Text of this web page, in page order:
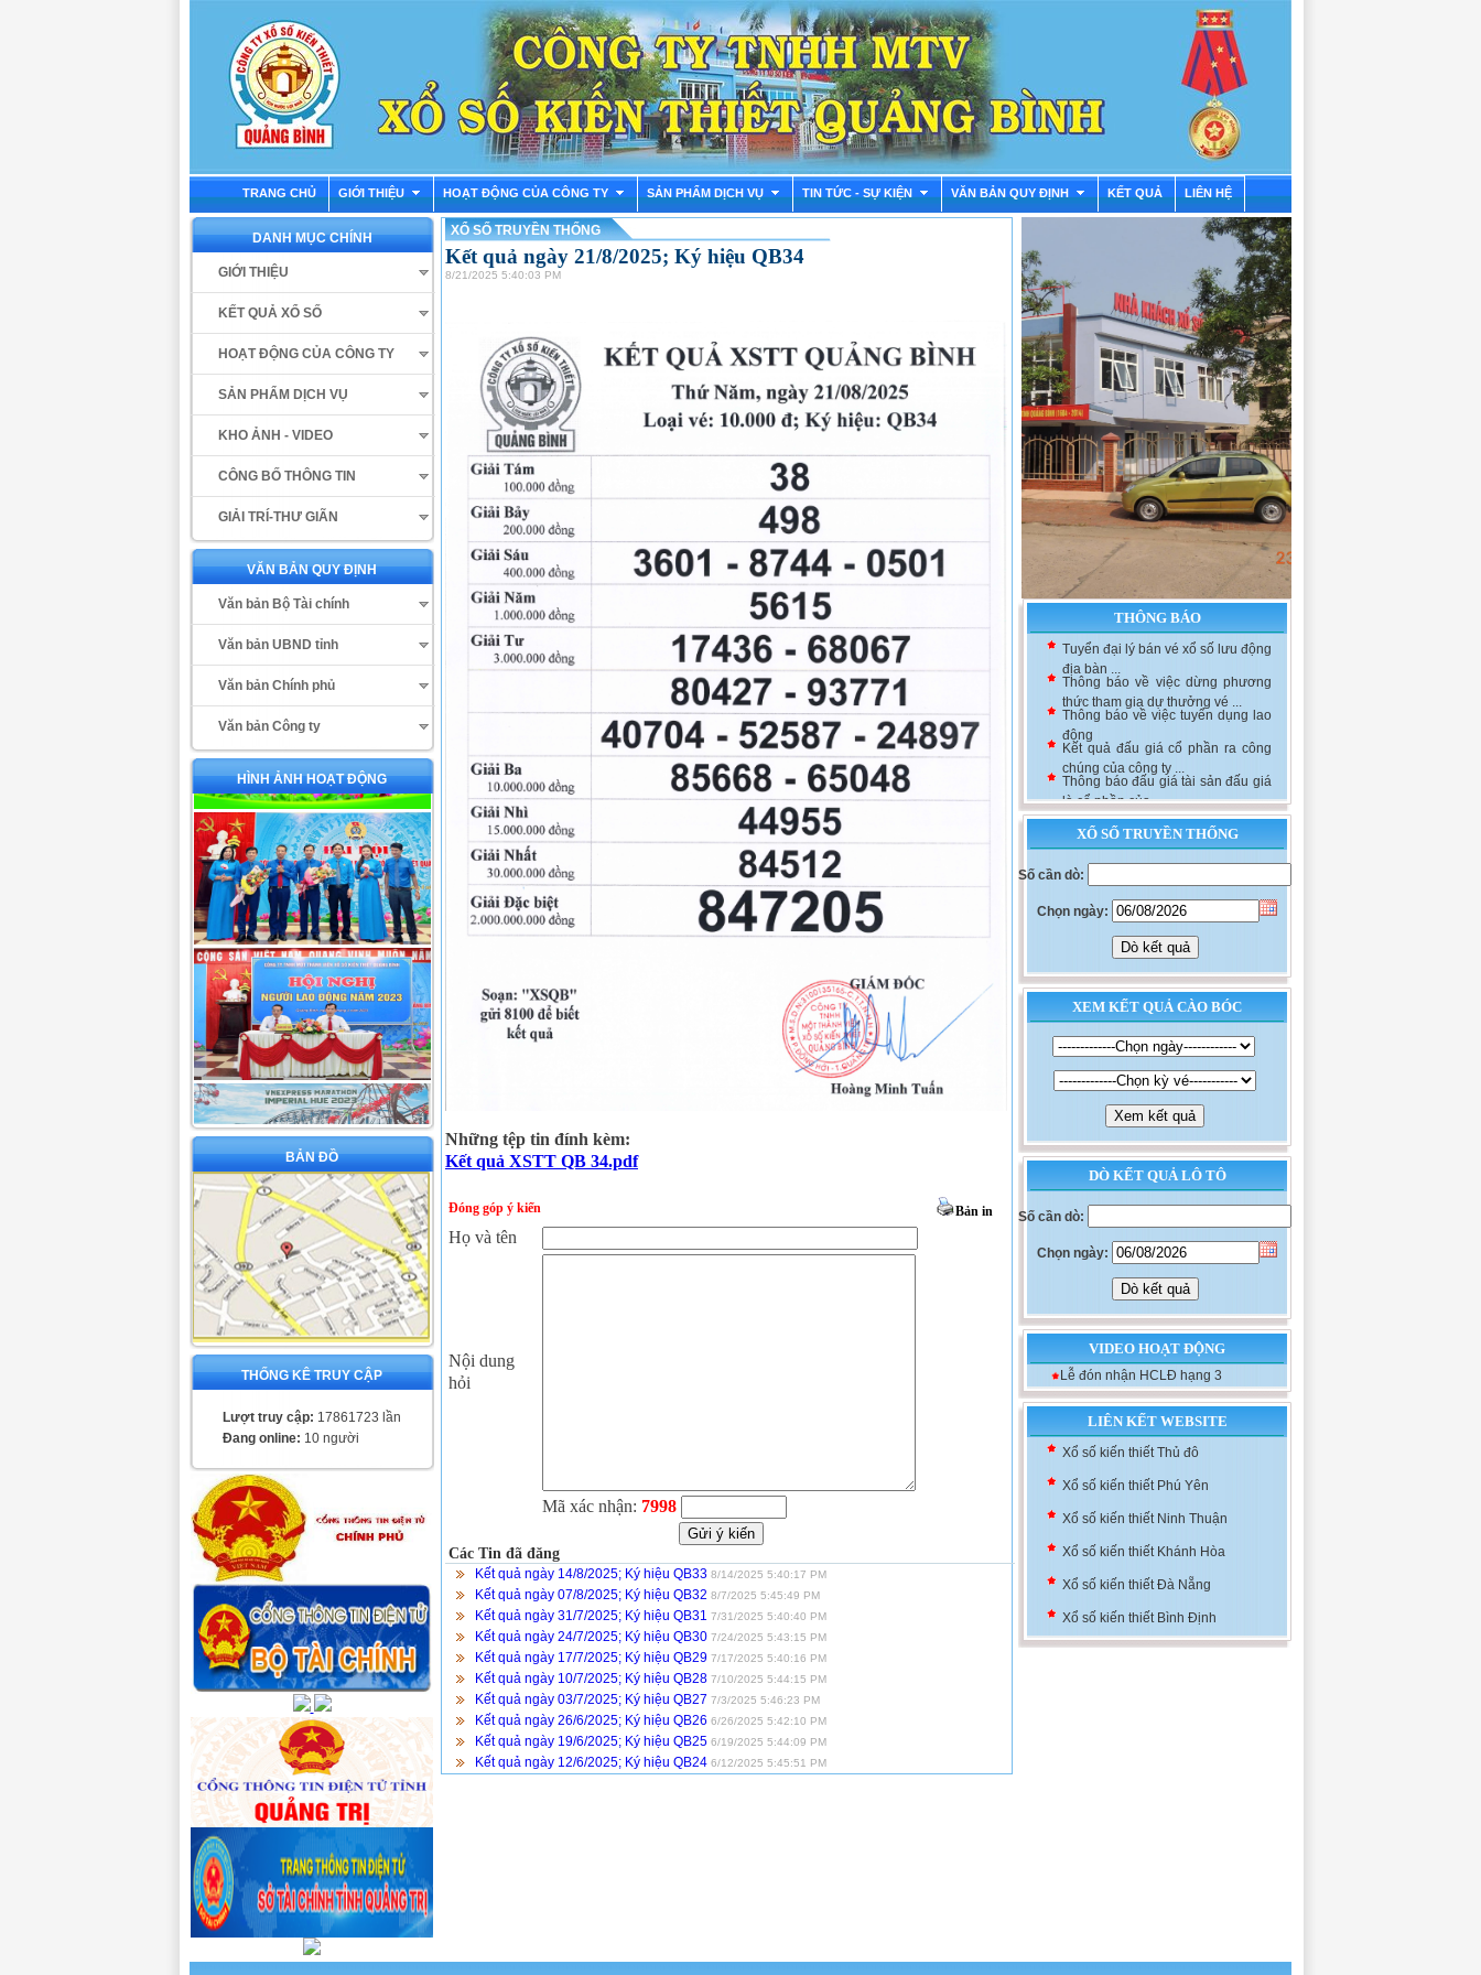
TRANG CHỦ GIỚI THIỆU HOẠT ĐỘNG CỦA CÔNG TY SẢN PHẨM DỊCH VỤ TIN TỨC - SỰ KIỆN VĂN BẢN QUY ĐỊNH KẾT QUẢ LIÊN HỆ
DANH MỤC CHÍNH
GIỚI THIỆU
KẾT QUẢ XỔ SỐ
HOẠT ĐỘNG CỦA CÔNG TY
SẢN PHẨM DỊCH VỤ
KHO ẢNH - VIDEO
CÔNG BỐ THÔNG TIN
GIẢI TRÍ-THƯ GIÃN
VĂN BẢN QUY ĐỊNH
Văn bản Bộ Tài chính
Văn bản UBND tỉnh
Văn bản Chính phủ
Văn bản Công ty
HÌNH ẢNH HOẠT ĐỘNG
BẢN ĐỒ
THỐNG KÊ TRUY CẬP
Lượt truy cập: 17861723 lần
Đang online: 10 người
XỔ SỐ TRUYỀN THỐNG
Kết quả ngày 21/8/2025; Ký hiệu QB34
8/21/2025 5:40:03 PM
Những tệp tin đính kèm:
Kết quả XSTT QB 34.pdf
Đóng góp ý kiến Bản in
Họ và tên
Nội dung
hỏi
Mã xác nhận: 7998
Các Tin đã đăng
Kết quả ngày 14/8/2025; Ký hiệu QB33 8/14/2025 5:40:17 PM
Kết quả ngày 07/8/2025; Ký hiệu QB32 8/7/2025 5:45:49 PM
Kết quả ngày 31/7/2025; Ký hiệu QB31 7/31/2025 5:40:40 PM
Kết quả ngày 24/7/2025; Ký hiệu QB30 7/24/2025 5:43:15 PM
Kết quả ngày 17/7/2025; Ký hiệu QB29 7/17/2025 5:40:16 PM
Kết quả ngày 10/7/2025; Ký hiệu QB28 7/10/2025 5:44:15 PM
Kết quả ngày 03/7/2025; Ký hiệu QB27 7/3/2025 5:46:23 PM
Kết quả ngày 26/6/2025; Ký hiệu QB26 6/26/2025 5:42:10 PM
Kết quả ngày 19/6/2025; Ký hiệu QB25 6/19/2025 5:44:09 PM
Kết quả ngày 12/6/2025; Ký hiệu QB24 6/12/2025 5:45:51 PM
THÔNG BÁO
Tuyển đại lý bán vé xổ số lưu động
địa bàn ...
Thông báo về việc dừng phương
thức tham gia dự thưởng vé ...
Thông báo về việc tuyển dụng lao
động
Kết quả đấu giá cổ phần ra công
chúng của công ty ...
Thông báo đấu giá tài sản đấu giá
là cổ phần của ...
XỔ SỐ TRUYỀN THỐNG
Số cần dò:
Chọn ngày:
XEM KẾT QUẢ CÀO BÓC
DÒ KẾT QUẢ LÔ TÔ
Số cần dò:
Chọn ngày:
VIDEO HOẠT ĐỘNG
Lễ đón nhận HCLĐ hạng 3
LIÊN KẾT WEBSITE
Xổ số kiến thiết Khánh Hòa
Xổ số kiến thiết Đà Nẵng
Xổ số kiến thiết Bình Định
Xổ số kiến thiết Thủ đô
Xổ số kiến thiết Phú Yên
Xổ số kiến thiết Ninh Thuận
Xổ số kiến thiết Khánh Hòa
Xổ số kiến thiết Đà Nẵng
Xổ số kiến thiết Bình Định
Xổ số kiến thiết Thủ đô